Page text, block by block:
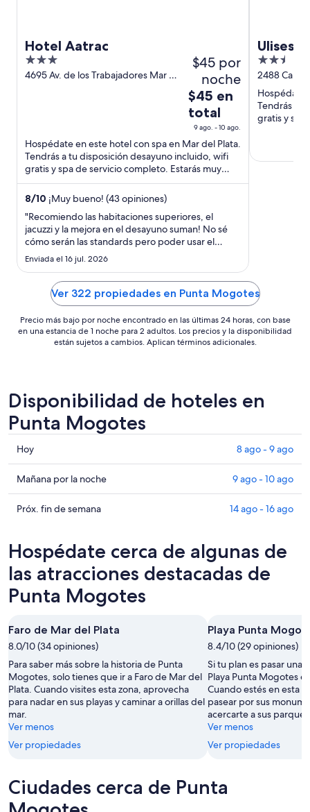
Hotel Aatrac
3
out
4695 Av. de los Trabajadores Mar del
$45 por
noche
El
precio
es
de
$45
en
total
noche
del
9
al
10
ago
$45 en
total
9 ago. - 10 ago.
Hospédate en este hotel con spa en Mar del Plata.
Tendrás a tu disposición desayuno incluido, wifi
gratis y spa de servicio completo. Estarás muy
cerca de atracciones ...
8/10 ¡Muy bueno! (43 opiniones)
"Recomiendo las habitaciones superiores, el
jacuzzi y la mejora en el desayuno suman! No sé
cómo serán las standards pero poder usar el
jacuzzi sobre todo está bueno, eso si el
desayunador estándar tiene una re linda vista a
diferencia del superior! Me pareció muy buena
relación precio calidad (fuimos ..."
Enviada el 16 jul. 2026
Ulises
2.5
out
of
5
2488
Aires
Hospédate
Tendrás a
gratis y
Ver 322 propiedades en Punta Mogotes
Precio más bajo por noche encontrado en las últimas 24 horas, con base
en una estancia de 1 noche para 2 adultos. Los precios y la disponibilidad
están sujetos a cambios. Aplican términos adicionales.
Disponibilidad de hoteles en
Punta Mogotes
Consultar
precios
en
Punta
Mogotes
8
-
9
Hoy 8 ago - 9 ago
Consultar
precios
en
para
mañana
por
la
9
ago
-
10
ago
Mañana por la noche 9 ago - 10 ago
Consultar
Punta
Mogotes
para
el
fin
de
semana,
14
ago
-
16
ago
Próx. fin de semana 14 ago - 16 ago
Hospédate cerca de algunas de
las atracciones destacadas de
Punta Mogotes
Faro de Mar del Plata
8.0/10 (34 opiniones)
Para saber más sobre la historia de Punta
Mogotes, solo tienes que ir a Faro de Mar del
Plata. Cuando visites esta zona, aprovecha
para nadar en sus playas y caminar a orillas del
mar.
Ver menos
Ver propiedades
Playa Punta
8.4/10 (29 opiniones)
Si tu plan es pasar
Playa Punta Mogotes
Cuando estés en esta
pasear por sus
acercarte a sus
Ver menos
Ver propiedades
Ciudades cerca de Punta